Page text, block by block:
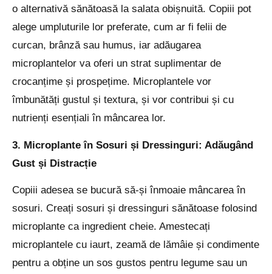
o alternativă sănătoasă la salata obișnuită. Copiii pot
alege umpluturile lor preferate, cum ar fi felii de
curcan, brânză sau humus, iar adăugarea
microplantelor va oferi un strat suplimentar de
crocanțime și prospețime. Microplantele vor
îmbunătăți gustul și textura, și vor contribui și cu
nutrienți esențiali în mâncarea lor.
3. Microplante în Sosuri și Dressinguri: Adăugând
Gust și Distracție
Copiii adesea se bucură să-și înmoaie mâncarea în
sosuri. Creați sosuri și dressinguri sănătoase folosind
microplante ca ingredient cheie. Amestecați
microplantele cu iaurt, zeamă de lămâie și condimente
pentru a obține un sos gustos pentru legume sau un